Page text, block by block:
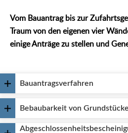
Vom Bauantrag bis zur
Traum von den eigenen vier
einige Anträge zu stellen und
Bauantragsverfahren
Bebaubarkeit von